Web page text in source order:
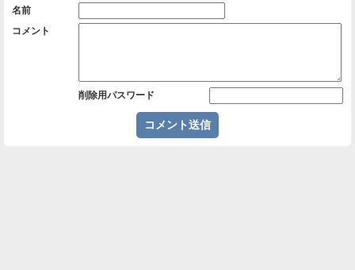
名前
コメント
削除用パスワード